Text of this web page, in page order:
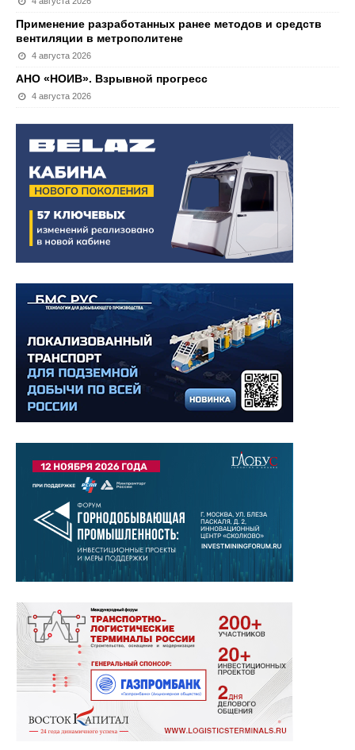
Применение разработанных ранее методов и средств
вентиляции в метрополитене
4 августа 2026
АНО «НОИВ». Взрывной прогресс
4 августа 2026